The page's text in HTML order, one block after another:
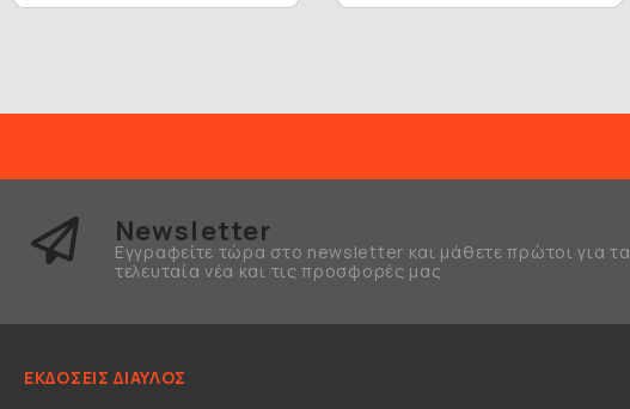
Newsletter
Εγγραφείτε τώρα στο newsletter και μάθετε πρώτοι για τα
τελευταία νέα και τις προσφορές μας
ΕΚΔΟΣΕΙΣ ΔΙΑΥΛΟΣ